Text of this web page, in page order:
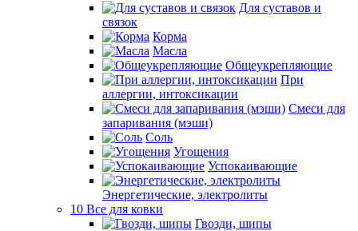
Для суставов и
связок
Корма
Масла
Общеукрепляющие
При
аллергии, интоксикации
Смеси для
запаривания (мэши)
Соль
Угощения
Успокаивающие
Энергетические, электролиты
10 Все для ковки
Гвозди, шипы